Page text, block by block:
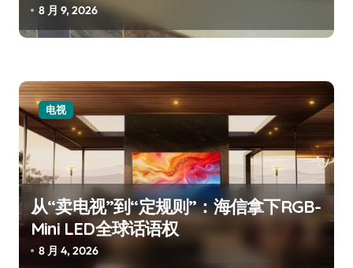
8 月 9, 2026
电视
从“卖电视”到“定规则”：海信拿下RGB-
Mini LED全球话语权
8 月 4, 2026